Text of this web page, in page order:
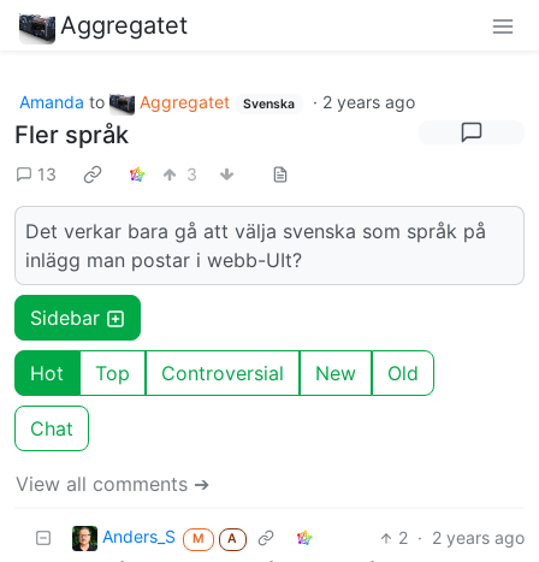
Aggregatet
Amanda to Aggregatet Svenska · 2 years ago
Fler språk
13 3
Det verkar bara gå att välja svenska som språk på
inlägg man postar i webb-UIt?
Sidebar
Hot Top Controversial New Old
Chat
View all comments ➔
Anders_S M A 2 · 2 years ago